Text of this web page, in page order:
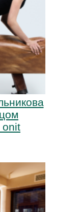
onit